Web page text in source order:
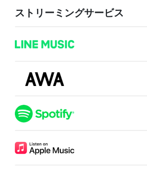
ストリーミングサービス